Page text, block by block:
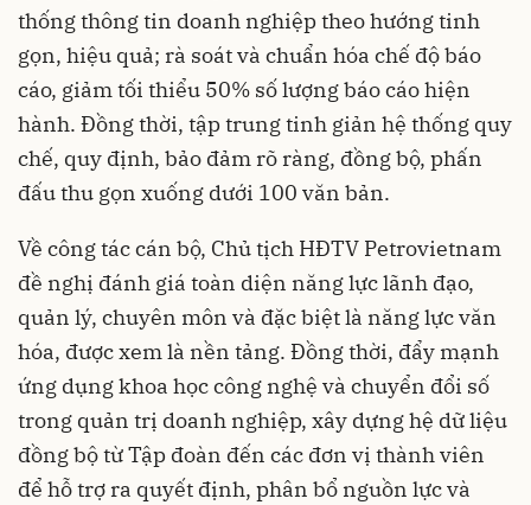
thống thông tin doanh nghiệp theo hướng tinh
gọn, hiệu quả; rà soát và chuẩn hóa chế độ báo
cáo, giảm tối thiểu 50% số lượng báo cáo hiện
hành. Đồng thời, tập trung tinh giản hệ thống quy
chế, quy định, bảo đảm rõ ràng, đồng bộ, phấn
đấu thu gọn xuống dưới 100 văn bản.
Về công tác cán bộ, Chủ tịch HĐTV Petrovietnam
đề nghị đánh giá toàn diện năng lực lãnh đạo,
quản lý, chuyên môn và đặc biệt là năng lực văn
hóa, được xem là nền tảng. Đồng thời, đẩy mạnh
ứng dụng khoa học công nghệ và chuyển đổi số
trong quản trị doanh nghiệp, xây dựng hệ dữ liệu
đồng bộ từ Tập đoàn đến các đơn vị thành viên
để hỗ trợ ra quyết định, phân bổ nguồn lực và